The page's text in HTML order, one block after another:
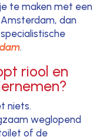
te maken met een
dan
.
riool en
niets.
weglopend
of de